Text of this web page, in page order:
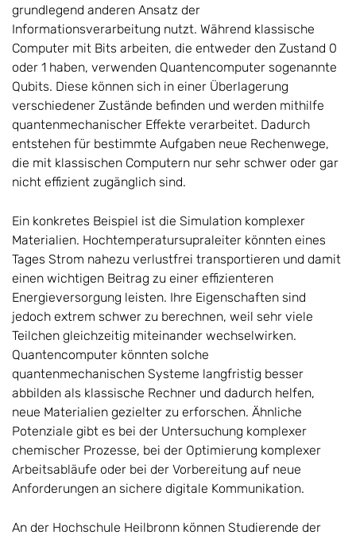
grundlegend anderen Ansatz der
Informationsverarbeitung nutzt. Während klassische
Computer mit Bits arbeiten, die entweder den Zustand 0
oder 1 haben, verwenden Quantencomputer sogenannte
Qubits. Diese können sich in einer Überlagerung
verschiedener Zustände befinden und werden mithilfe
quantenmechanischer Effekte verarbeitet. Dadurch
entstehen für bestimmte Aufgaben neue Rechenwege,
die mit klassischen Computern nur sehr schwer oder gar
nicht effizient zugänglich sind.
Ein konkretes Beispiel ist die Simulation komplexer
Materialien. Hochtemperatursupraleiter könnten eines
Tages Strom nahezu verlustfrei transportieren und damit
einen wichtigen Beitrag zu einer effizienteren
Energieversorgung leisten. Ihre Eigenschaften sind
jedoch extrem schwer zu berechnen, weil sehr viele
Teilchen gleichzeitig miteinander wechselwirken.
Quantencomputer könnten solche
quantenmechanischen Systeme langfristig besser
abbilden als klassische Rechner und dadurch helfen,
neue Materialien gezielter zu erforschen. Ähnliche
Potenziale gibt es bei der Untersuchung komplexer
chemischer Prozesse, bei der Optimierung komplexer
Arbeitsabläufe oder bei der Vorbereitung auf neue
Anforderungen an sichere digitale Kommunikation.
An der Hochschule Heilbronn können Studierende der